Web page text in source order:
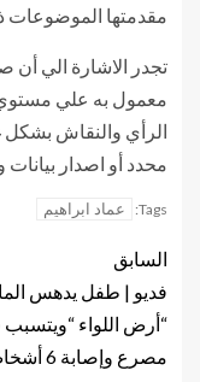
مقدمتها الموضوعات
تجدر الاشارة الي أن
معمول به علي مستوي
الرأي والنقاش
محدد أو اصدار
Tags: عماد ابراهيم
السابق
فديو | طفل يدهس
“أرض اللواء
مصرع وإصابة 6 أشخاص